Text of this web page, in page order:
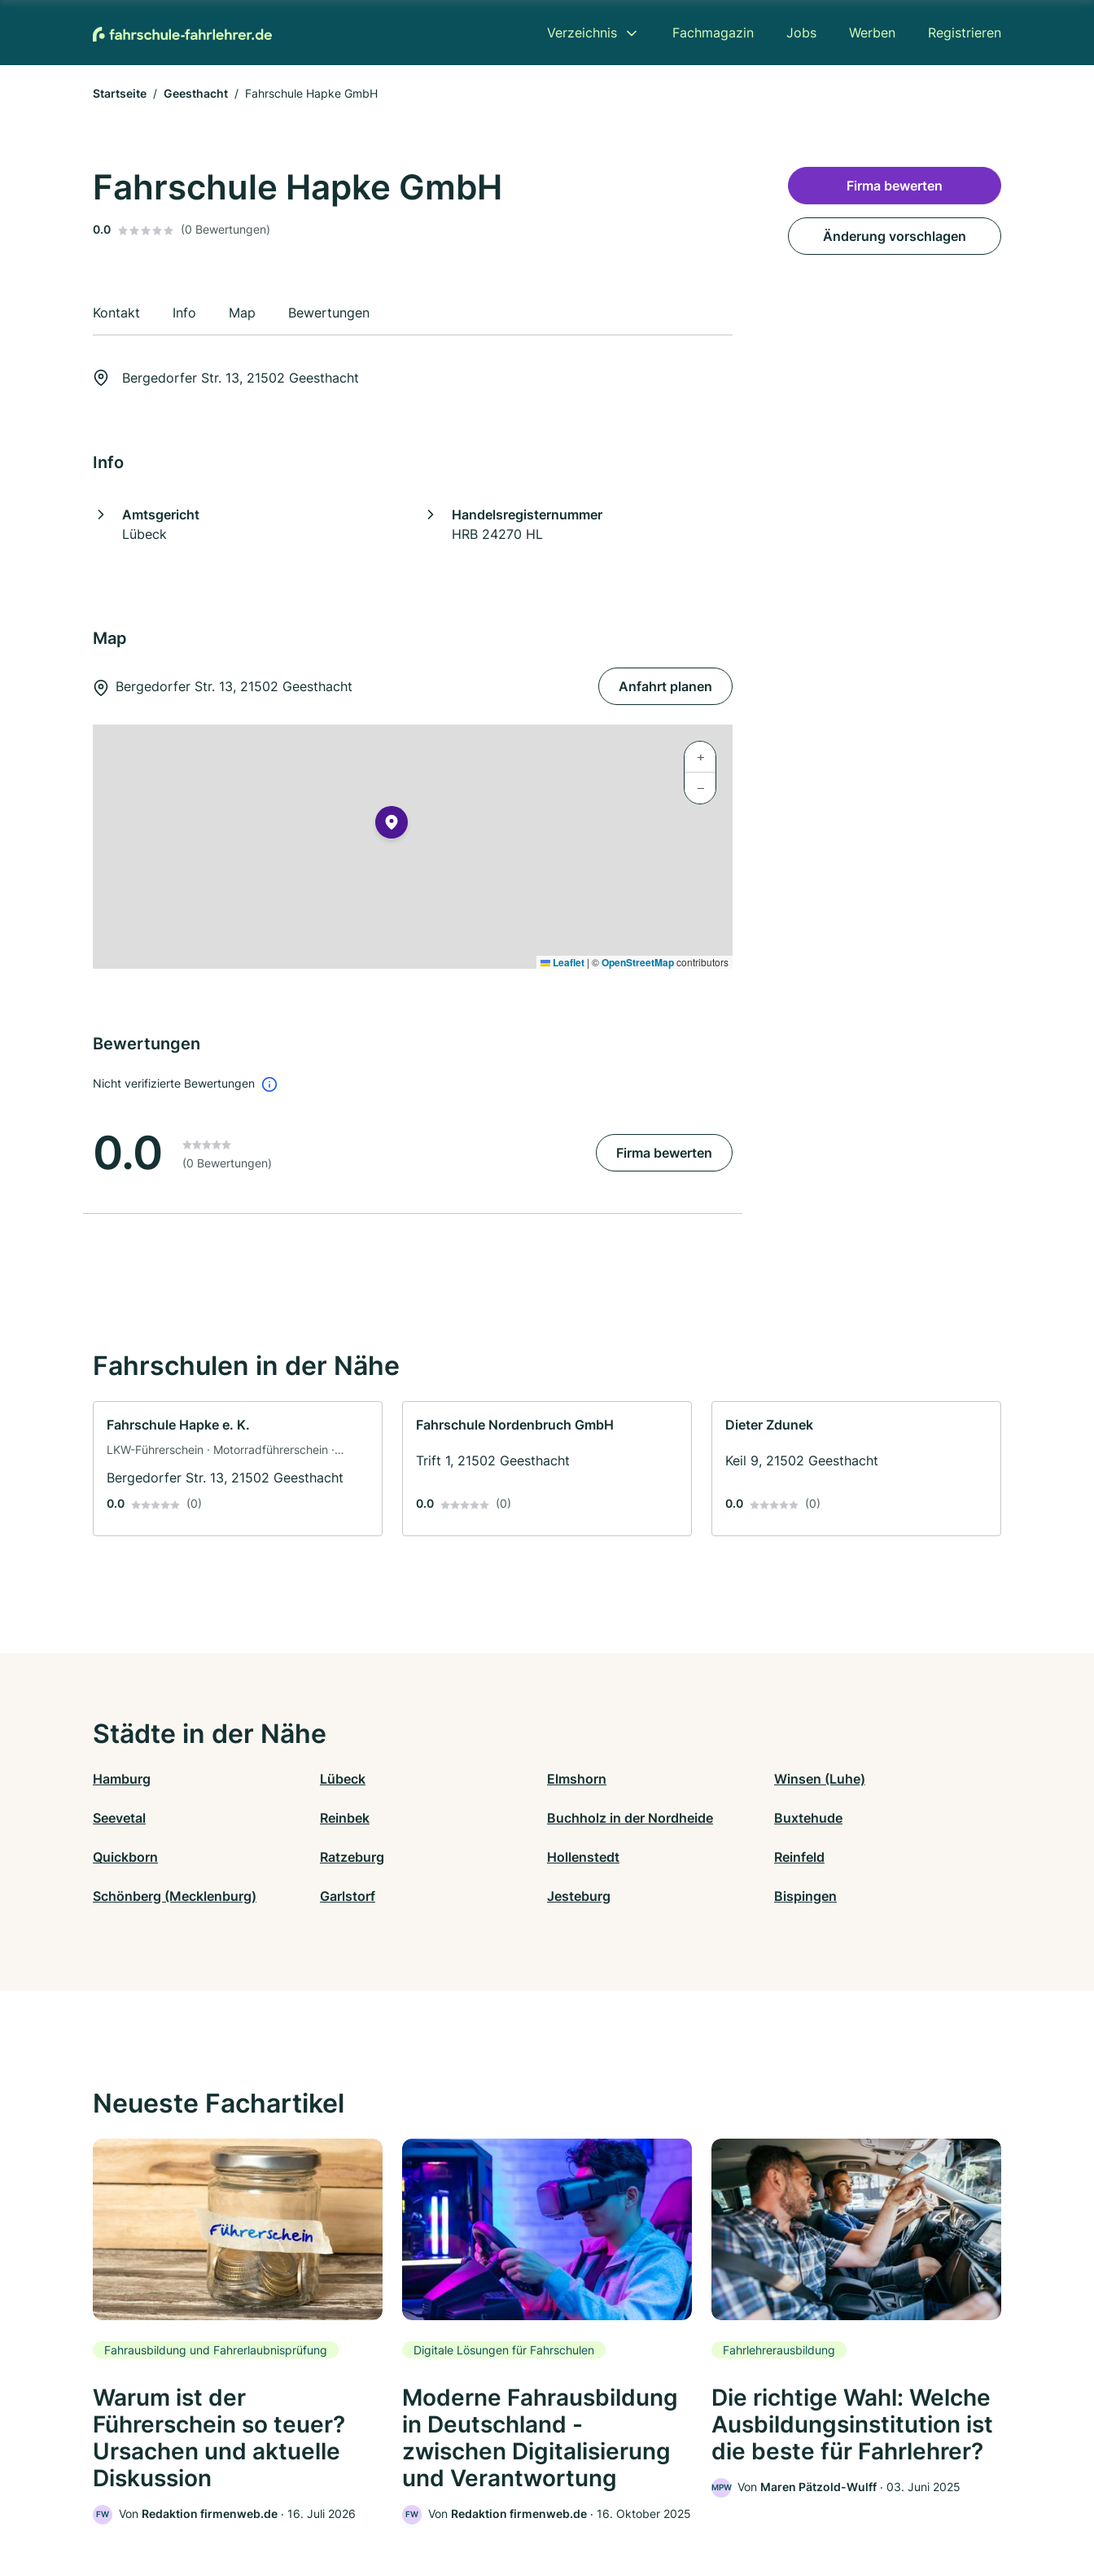
Verzeichnis Fachmagazin Jobs Werben Registrieren
Startseite Geesthacht Fahrschule Hapke GmbH
Fahrschule Hapke GmbH
0.0 (0 Bewertungen)
Kontakt Info Map Bewertungen
Bergedorfer Str. 13, 21502 Geesthacht
Info
Amtsgericht
Lübeck
Handelsregisternummer
HRB 24270 HL
Map
Bergedorfer Str. 13, 21502 Geesthacht Anfahrt planen
+
−
Leaflet | ©OpenStreetMapcontributors
Bewertungen
Nicht verifizierte Bewertungen
0.0 (0 Bewertungen)
Firma bewerten
Firma bewerten
Änderung vorschlagen
Fahrschulen in der Nähe
Fahrschule Hapke e. K.
LKW-Führerschein · Motorradführerschein ·
Bergedorfer Str. 13, 21502 Geesthacht
0.0 (0)
Fahrschule Nordenbruch GmbH
Trift 1, 21502 Geesthacht
0.0 (0)
Dieter Zdunek
Keil 9, 21502 Geesthacht
0.0 (0)
Städte in der Nähe
Hamburg Lübeck Elmshorn Winsen (Luhe)
Seevetal Reinbek Buchholz in der Nordheide Buxtehude
Quickborn Ratzeburg Hollenstedt Reinfeld
Schönberg (Mecklenburg) Garlstorf Jesteburg Bispingen
Neueste Fachartikel
Fahrausbildung und Fahrerlaubnisprüfung
Warum ist der
Führerschein so teuer?
Ursachen und aktuelle
Diskussion
FW Von Redaktion firmenweb.de ‧ 16. Juli 2026
Digitale Lösungen für Fahrschulen
Moderne Fahrausbildung
in Deutschland -
zwischen Digitalisierung
und Verantwortung
FW Von Redaktion firmenweb.de ‧ 16. Oktober 2025
Fahrlehrerausbildung
Die richtige Wahl: Welche
Ausbildungsinstitution ist
die beste für Fahrlehrer?
MPW Von Maren Pätzold-Wulff ‧ 03. Juni 2025